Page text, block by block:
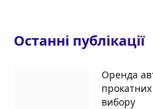
Останні публікації
Оренда
вибору